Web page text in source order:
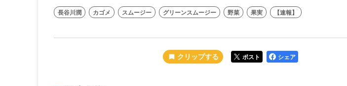
長谷川潤 カゴメ スムージー グリーンスムージー 野菜 果実 【速報】
ポスト シェア